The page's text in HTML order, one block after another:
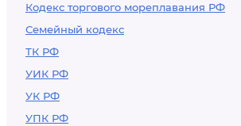
Кодекс торгового мореплавания РФ
Семейный кодекс
ТК РФ
УИК РФ
УК РФ
УПК РФ